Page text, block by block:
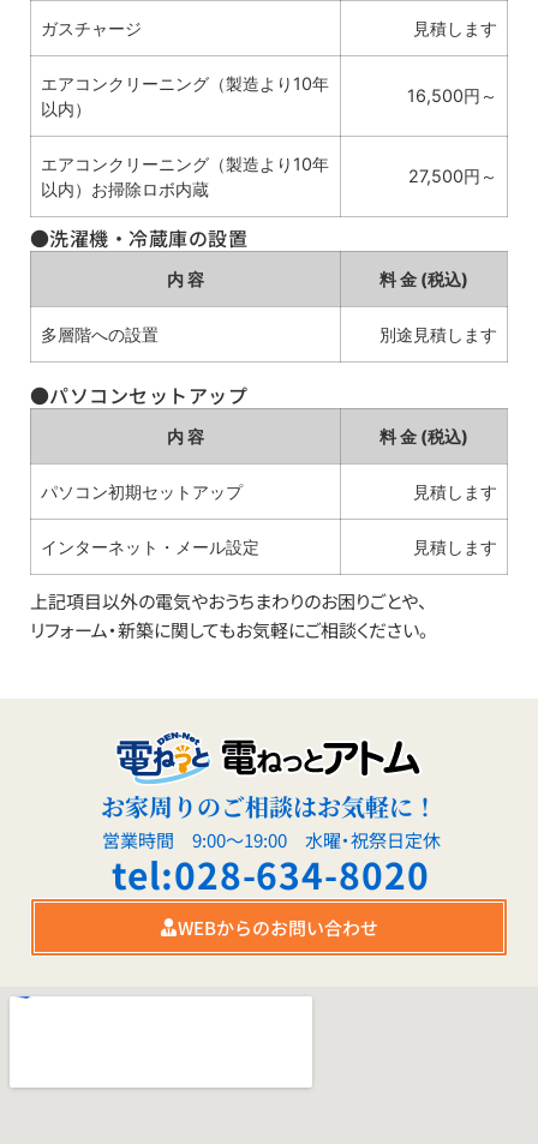
ガスチャージ 見積します
エアコンクリーニング（製造より10年
以内）
16,500円～
エアコンクリーニング（製造より10年
以内）お掃除ロボ内蔵
27,500円～
●洗濯機・冷蔵庫の設置
内 容 料 金 (税込)
多層階への設置 別途見積します
●パソコンセットアップ
内 容 料 金 (税込)
パソコン初期セットアップ 見積します
インターネット・メール設定 見積します
上記項目以外の電気やおうちまわりのお困りごとや、
リフォーム・新築に関してもお気軽にご相談ください。
お家周りのご相談はお気軽に！
営業時間 9:00～19:00 水曜・祝祭日定休
tel:028-634-8020
WEBからのお問い合わせ